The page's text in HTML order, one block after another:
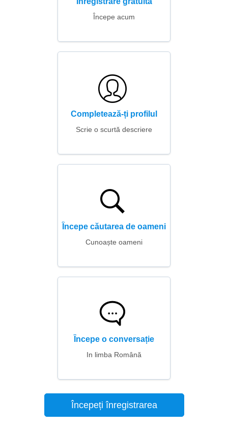
Începe acum
Completează-ți profilul
Scrie o scurtă descriere
Începe căutarea de oameni
Cunoaște oameni
Începe o conversație
In limba Română
Începeți înregistrarea